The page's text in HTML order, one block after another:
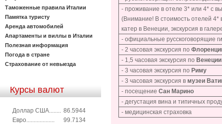
Таможенные правила Италии
Памятка туристу
Аренда автомобилей
Апартаменты и виллы в Италии
Полезная информация
Погода в стране
Страхование от невыезда
Курсы валют
Доллар США........ 86.5944
Евро...................
99.7134
- проживание в отеле 3* или 4* с
(Внимание! В стоимость отелей
катер в Венеции, экскурсия в
- официальные русскоговорящие
- 2 часовая экскурсия по
- 1,5 часовая экскурсия по Венеции
- 3 часовая экскурсия по Риму
- 3 часовая экскурсия в музеи
- посещение Сан Марино
- дегустация вина и типичных
- медицинская страховка